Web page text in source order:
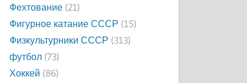
Фехтование (21)
Фигурное катание СССР (15)
Физкультурники СССР (313)
футбол (73)
Хоккей (86)